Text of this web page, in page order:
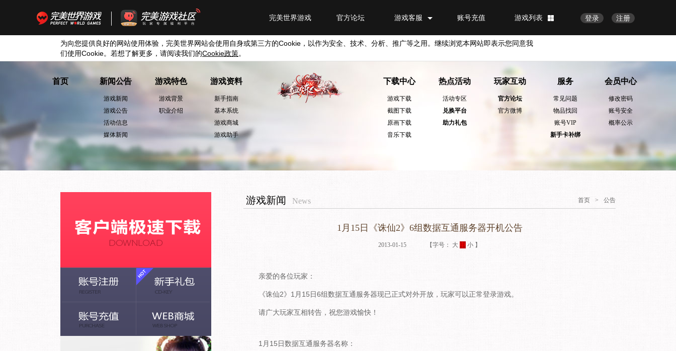
注册
登录
游戏列表
账号充值
游戏客服
官方论坛
完美世界游戏
为向您提供良好的网站使用体验，完美世界网站会使用自身或第三方的Cookie ，以作为安全、技术、分析、推广等之用。继续浏览本网站即表示您同意我
们使用Cookie。若想了解更多，请阅读我们的Cookie政策。
首页 新闻公告
游戏新闻
游戏公告
活动信息
媒体新闻
游戏特色
游戏背景
职业介绍
游戏资料
新手指南
基本系统
游戏商城
游戏助手
下载中心
游戏下载
截图下载
原画下载
音乐下载
热点活动
活动专区
兑换平台
助力礼包
玩家互动
官方论坛
官方微博
服务
常见问题
物品找回
账号VIP
新手卡补绑
会员中心
修改密码
账号安全
概率公示
首页 > 公告
游戏新闻 News
1月15日《诛仙2》6组数据互通服务器开机公告
2013-01-15 【字号： 大 中 小 】
亲爱的各位玩家：
《诛仙2》1月15日6组数据互通服务器现已正式对外开放，玩家可以正常登录游戏。
请广大玩家互相转告，祝您游戏愉快！
1月15日数据互通服务器名称：